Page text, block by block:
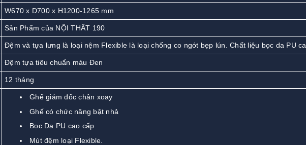
W670 x D700 x H1200-1265 mm
Sản Phẩm của NỘI THẤT 190
Đệm và tựa lưng là loại nệm Flexible là loại chống co ngót bẹp lún. Chất liệu bọc da PU
Đệm tựa tiêu chuẩn màu Đen
12 tháng
Ghế giám đốc chân xoay
Ghế có chức năng bật nhả
Bọc Da PU cao cấp
Mút đệm loại Flexible.